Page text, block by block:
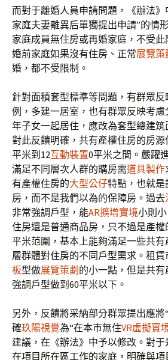
而對于離婚人員申請問題，《辦法
家庭夫妻離異后單獨提出申請”的情形
家庭成員無住房或再婚家庭，不受
婚前家庭如果沒有住房、正常展覽策
婚，都不受限制。
針對面積套型標準等問題，有群眾
例，多建一居室，也有群眾反映考慮
年子女一起居住，應改為套型總建筑
對此反饋明確，共有產權住房的房源
平米到12互動裝置0平米之間。嚴躍
滿足不同層次人群的購房需道具製作
有產權住房的大型公仔特點，也就是
房，而不是我們以為的保障房。過去
非常強調戶型，能AR擴增實境小則
住房還是普通商品房，只不過是產權
平米范圍，基本上能夠滿足一些共
層群體對住房的不同戶型需求。租賃
板型做展覽策劃 的小一點，但是共
強調戶型做到60平米以下。
另外，反饋將采納部分群眾提出應將
確玖陽視覺為“在本市無住VR虛擬實
建議，在《辦法》中予以修改。對
在項目所在區工作的家庭，明確與